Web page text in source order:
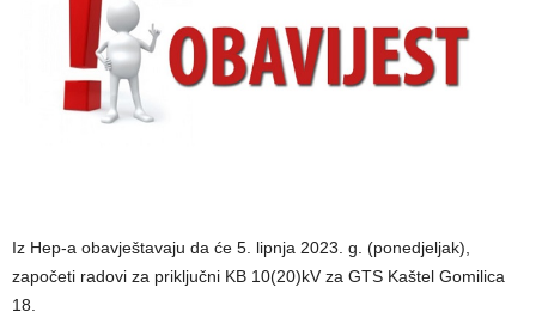
Iz Hep-a obavještavaju da će 5. lipnja 2023. g. (ponedjeljak),
započeti radovi za priključni KB 10(20)kV za GTS Kaštel Gomilica
18.